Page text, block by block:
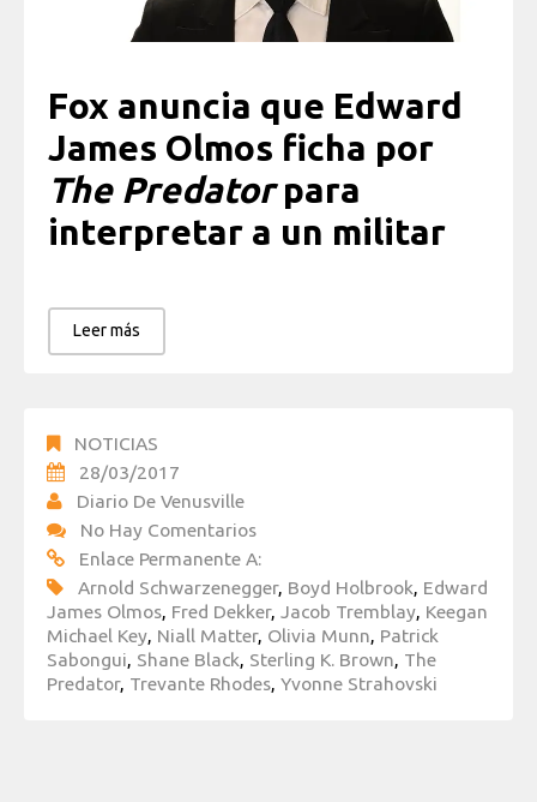
Fox anuncia que Edward
James Olmos ficha por
The Predatorpara
interpretar a un militar
Leer más
NOTICIAS
28/03/2017
Diario De Venusville
No Hay Comentarios
Enlace Permanente A:
Arnold Schwarzenegger, Boyd Holbrook, Edward
James Olmos, Fred Dekker, Jacob Tremblay, Keegan
Michael Key, Niall Matter, Olivia Munn, Patrick
Sabongui, Shane Black, Sterling K. Brown, The
Predator, Trevante Rhodes, Yvonne Strahovski